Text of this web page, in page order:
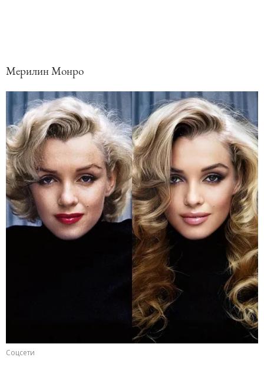
Мерилин Монро
Соцсети